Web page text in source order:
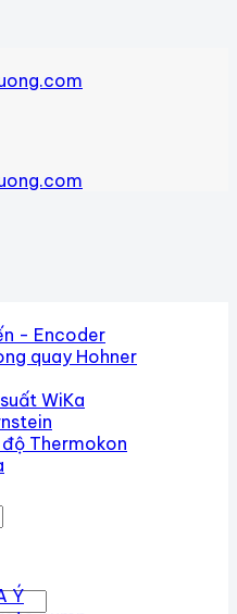
- Encoder
quay Hohner
WiKa
Thermokon
Ý